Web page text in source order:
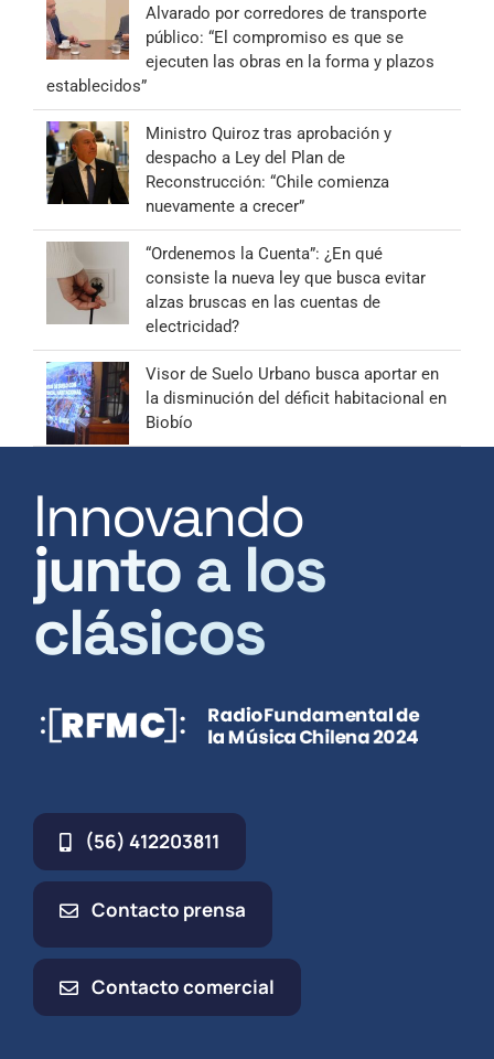
Alvarado por corredores de transporte
público: “El compromiso es que se
ejecuten las obras en la forma y plazos
establecidos”
Ministro Quiroz tras aprobación y
despacho a Ley del Plan de
Reconstrucción: “Chile comienza
nuevamente a crecer”
“Ordenemos la Cuenta”: ¿En qué
consiste la nueva ley que busca evitar
alzas bruscas en las cuentas de
electricidad?
Visor de Suelo Urbano busca aportar en
la disminución del déficit habitacional en
Biobío
Innovando
junto a los
clásicos
(56) 412203811
Contacto prensa
Contacto comercial